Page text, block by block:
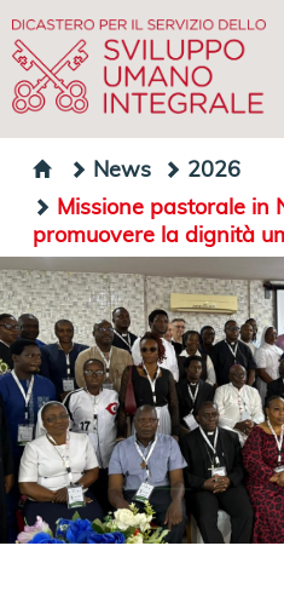
News
2026
Missione pastorale in
promuovere la dignità